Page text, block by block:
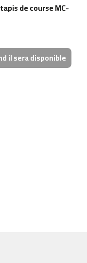
de course MC-
il sera disponible